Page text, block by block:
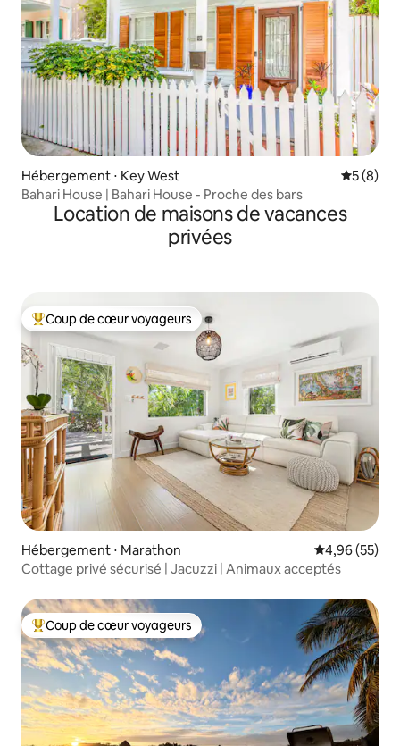
Hébergement ⋅ Key West
5 (8)
Bahari House | Bahari House - Proche des bars
Location de maisons de vacances
privées
Coups de cœur voyageurs les plus appréciés
Coup de cœur voyageurs
Hébergement ⋅ Marathon Évaluation
4,96 (55)
Cottage privé sécurisé | Jacuzzi | Animaux acceptés
Coups de cœur voyageurs les plus appréciés
Coup de cœur voyageurs